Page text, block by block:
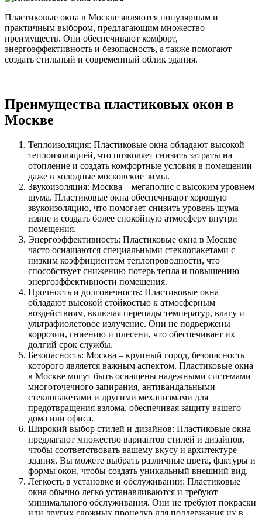
Пластиковые окна в Москве являются популярным и
практичным выбором, предлагающим множество
преимуществ. Они обеспечивают комфорт,
энергоэффективность и безопасность, а также помогают
создать стильный и современный облик здания.
Преимущества пластиковых окон в
Москве
Теплоизоляция: Пластиковые окна обладают высокой
теплоизоляцией, что позволяет снизить затраты на
отопление и создать комфортные условия в помещении
даже в холодные московские зимы.
Звукоизоляция: Москва – мегаполис с высоким уровнем
шума. Пластиковые окна обеспечивают хорошую
звукоизоляцию, что помогает снизить уровень шума
извне и создать более спокойную атмосферу внутри
помещения.
Энергоэффективность: Пластиковые окна в Москве
часто оснащаются специальными стеклопакетами с
низким коэффициентом теплопроводности, что
способствует снижению потерь тепла и повышению
энергоэффективности помещения.
Прочность и долговечность: Пластиковые окна
обладают высокой стойкостью к атмосферным
воздействиям, включая перепады температур, влагу и
ультрафиолетовое излучение. Они не подвержены
коррозии, гниению и плесени, что обеспечивает их
долгий срок службы.
Безопасность: Москва – крупный город, безопасность
которого является важным аспектом. Пластиковые окна
в Москве могут быть оснащены надежными системами
многоточечного запирания, антивандальными
стеклопакетами и другими механизмами для
предотвращения взлома, обеспечивая защиту вашего
дома или офиса.
Широкий выбор стилей и дизайнов: Пластиковые окна
предлагают множество вариантов стилей и дизайнов,
чтобы соответствовать вашему вкусу и архитектуре
здания. Вы можете выбрать различные цвета, фактуры и
формы окон, чтобы создать уникальный внешний вид.
Легкость в установке и обслуживании: Пластиковые
окна обычно легко устанавливаются и требуют
минимального обслуживания. Они не требуют покраски
или других сложных процедур для поддержания их в